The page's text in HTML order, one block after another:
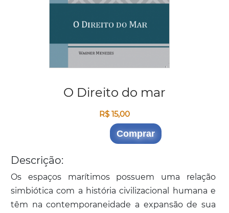
O Direito do mar
R$ 15,00
Comprar
Descrição:
Os espaços marítimos possuem uma relação
simbiótica com a história civilizacional humana e
têm na contemporaneidade a expansão de sua